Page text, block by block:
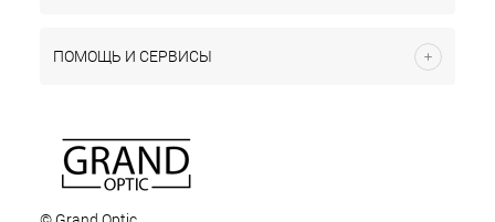
ПОМОЩЬ И СЕРВИСЫ